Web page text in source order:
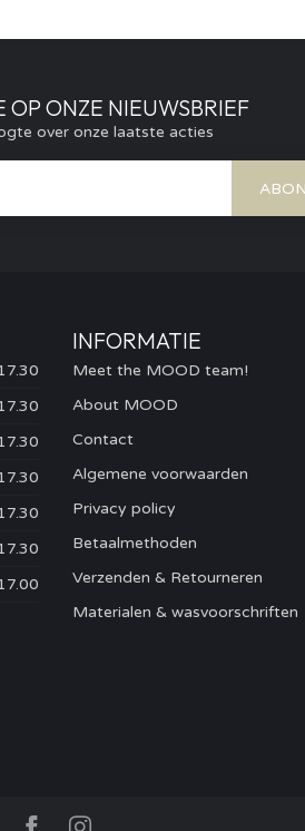
OP ONZE NIEUWSBRIEF
over onze laatste acties
INFORMATIE
Meet the MOOD team!
About MOOD
Contact
Algemene voorwaarden
Privacy policy
Betaalmethoden
Verzenden & Retourneren
Materialen & wasvoorschriften